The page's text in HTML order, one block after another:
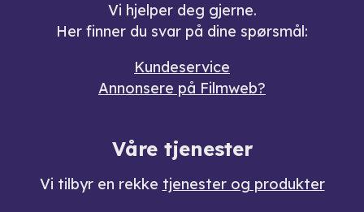
Vi hjelper deg gjerne.
Her finner du svar på dine spørsmål:
Kundeservice
Annonsere på Filmweb?
Våre tjenester
Vi tilbyr en rekke tjenester og produkter